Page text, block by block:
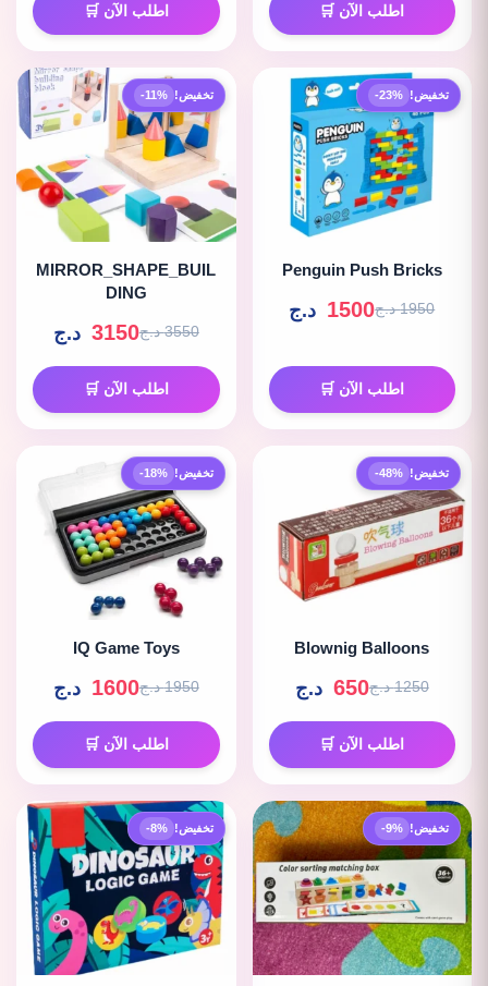
اطلب الآن 🛒 اطلب الآن 🛒
تخفيض! -23%
Penguin Push Bricks
1950 د.ج 1500 د.ج
اطلب الآن 🛒
تخفيض! -11%
MIRROR_SHAPE_BUIL
DING
3550 د.ج 3150 د.ج
اطلب الآن 🛒
تخفيض! -48%
Blownig Balloons
1250 د.ج 650 د.ج
اطلب الآن 🛒
تخفيض! -18%
IQ Game Toys
1950 د.ج 1600 د.ج
اطلب الآن 🛒
تخفيض! -9% تخفيض! -8%